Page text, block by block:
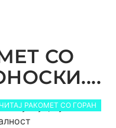
СО
ЧИТАЈ РАКОМЕТ СО ГОРАН